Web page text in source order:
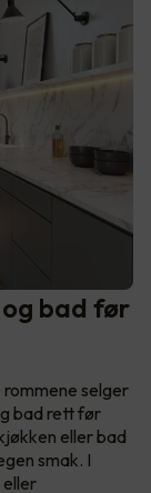
og bad før
selger
bad rett før
eller bad
smak. I
eller